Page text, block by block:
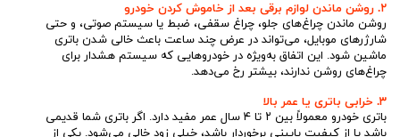
۲. روشن ماندن لوازم برقی بعد از خاموش کردن خودرو
روشن ماندن چراغ‌های جلو، چراغ سقفی، ضبط یا سیستم صوتی، و حتی
شارژرهای موبایل، می‌تواند در عرض چند ساعت باعث خالی شدن باتری
ماشین شود. این اتفاق به‌ویژه در خودروهایی که سیستم هشدار برای
چراغ‌های روشن ندارند، بیشتر رخ می‌دهد.
۳. خرابی باتری یا عمر بالا
باتری خودرو معمولاً بین ۲ تا ۴ سال عمر مفید دارد. اگر باتری شما قدیمی
باشد یا از کیفیت پایینی برخوردار باشد، خیلی زود خالی می‌شود. یکی از